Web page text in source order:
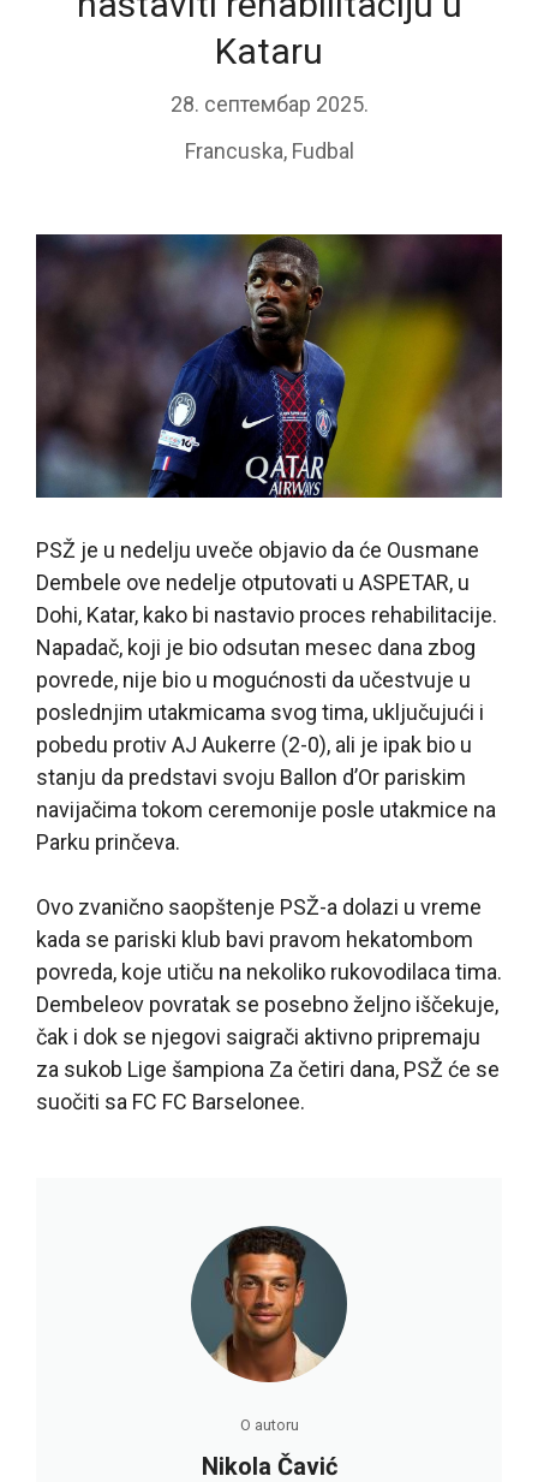
Kataru
28. септембар 2025.
Francuska, Fudbal
PSŽ je u nedelju uveče objavio da će Ousmane
Dembele ove nedelje otputovati u ASPETAR, u
Dohi, Katar, kako bi nastavio proces rehabilitacije.
Napadač, koji je bio odsutan mesec dana zbog
povrede, nije bio u mogućnosti da učestvuje u
poslednjim utakmicama svog tima, uključujući i
pobedu protiv AJ Aukerre (2-0), ali je ipak bio u
stanju da predstavi svoju Ballon d’Or pariskim
navijačima tokom ceremonije posle utakmice na
Parku prinčeva.
Ovo zvanično saopštenje PSŽ-a dolazi u vreme
kada se pariski klub bavi pravom hekatombom
povreda, koje utiču na nekoliko rukovodilaca tima.
Dembeleov povratak se posebno željno iščekuje,
čak i dok se njegovi saigrači aktivno pripremaju
za sukob Lige šampiona Za četiri dana, PSŽ će se
suočiti sa FC FC Barselonee.
O autoru
Nikola Čavić